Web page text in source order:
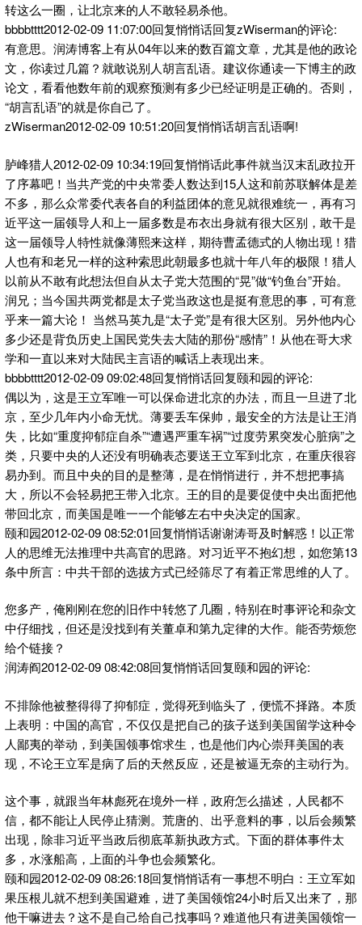
转这么一圈，让北京来的人不敢轻易杀他。
bbbbtttt2012-02-09 11:07:00回复悄悄话回复zWiserman的评论:
有意思。润涛博客上有从04年以来的数百篇文章，尤其是他的政论
文，你读过几篇？就敢说别人胡言乱语。建议你通读一下博主的政
论文，看看他数年前的观察预测有多少已经证明是正确的。否则，
“胡言乱语”的就是你自己了。
zWiserman2012-02-09 10:51:20回复悄悄话胡言乱语啊!
胪峰猎人2012-02-09 10:34:19回复悄悄话此事件就当汉末乱政拉开
了序幕吧！当共产党的中央常委人数达到15人这和前苏联解体是差
不多，那么众常委代表各自的利益团体的意见就很难统一，再有习
近平这一届领导人和上一届多数是布衣出身就有很大区别，敢干是
这一届领导人特性就像薄熙来这样，期待曹孟德式的人物出现！猎
人也有和老兄一样的这种索思此朝最多也就十年八年的极限！猎人
以前从不敢有此想法但自从太子党大范围的“晃”做“钓鱼台”开始。
润兄；当今国共两党都是太子党当政这也是挺有意思的事，可有意
乎来一篇大论！ 当然马英九是“太子党”是有很大区别。另外他内心
多少还是背负历史上国民党失去大陆的那份“感情”！从他在哥大求
学和一直以来对大陆民主言语的喊话上表现出来。
bbbbtttt2012-02-09 09:02:48回复悄悄话回复颐和园的评论:
偶以为，这是王立军唯一可以保命进北京的办法，而且一旦进了北
京，至少几年内小命无忧。薄要丢车保帅，最安全的方法是让王消
失，比如“重度抑郁症自杀”“遭遇严重车祸”“过度劳累突发心脏病”之
类，只要中央的人还没有明确表态要送王立军到北京，在重庆很容
易办到。而且中央的目的是整薄，是在悄悄进行，并不想把事搞
大，所以不会轻易把王带入北京。王的目的是要促使中央出面把他
带回北京，而美国是唯一一个能够左右中央决定的国家。
颐和园2012-02-09 08:52:01回复悄悄话谢谢涛哥及时解惑！以正常
人的思维无法推理中共高官的思路。对习近平不抱幻想，如您第13
条中所言：中共干部的选拔方式已经筛尽了有着正常思维的人了。
您多产，俺刚刚在您的旧作中转悠了几圈，特别在时事评论和杂文
中仔细找，但还是没找到有关董卓和第九定律的大作。能否劳烦您
给个链接？
润涛阎2012-02-09 08:42:08回复悄悄话回复颐和园的评论:
不排除他被整得得了抑郁症，觉得死到临头了，便慌不择路。本质
上表明：中国的高官，不仅仅是把自己的孩子送到美国留学这种令
人鄙夷的举动，到美国领事馆求生，也是他们内心崇拜美国的表
现，不论王立军是病了后的天然反应，还是被逼无奈的主动行为。
这个事，就跟当年林彪死在境外一样，政府怎么描述，人民都不
信，都不能让人民停止猜测。荒唐的、出乎意料的事，以后会频繁
出现，除非习近平当政后彻底革新执政方式。下面的群体事件太
多，水涨船高，上面的斗争也会频繁化。
颐和园2012-02-09 08:26:18回复悄悄话有一事想不明白：王立军如
果压根儿就不想到美国避难，进了美国领馆24小时后又出来了，那
他干嘛进去？这不是自己给自己找事吗？难道他只有进美国领馆一